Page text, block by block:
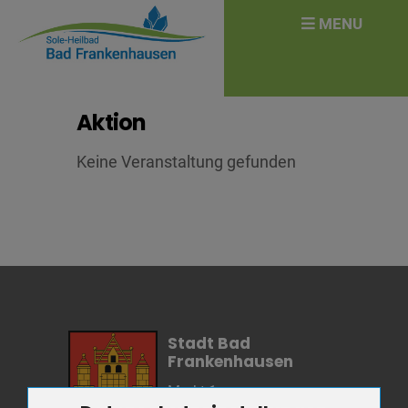
Aktion
Keine Veranstaltung gefunden
Stadt Bad
Frankenhausen
Markt 1
for: